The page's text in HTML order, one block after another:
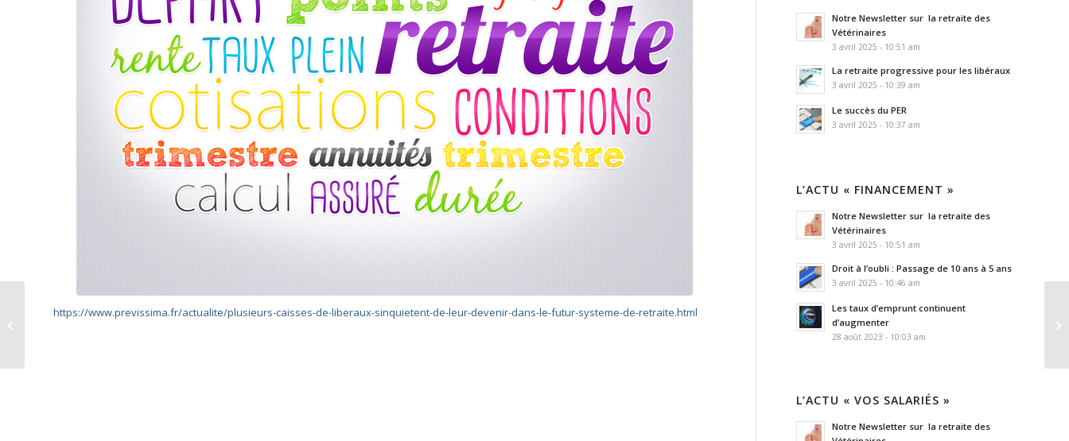
https://www.previssima.fr/actualite/plusieurs-caisses-de-liberaux-sinquietent-de-leur-devenir-dans-le-futur-systeme-de-retraite.html
Notre Newsletter sur la retraite des
Vétérinaires
3 avril 2025 - 10:51 am
La retraite progressive pour les libéraux
3 avril 2025 - 10:39 am
Le succès du PER
3 avril 2025 - 10:37 am
L’ACTU « FINANCEMENT »
Notre Newsletter sur la retraite des
Vétérinaires
3 avril 2025 - 10:51 am
Droit à l’oubli : Passage de 10 ans à 5 ans
3 avril 2025 - 10:46 am
Les taux d’emprunt continuent
d’augmenter
28 août 2023 - 10:03 am
L’ACTU « VOS SALARIÉS »
Notre Newsletter sur la retraite des
Délégation